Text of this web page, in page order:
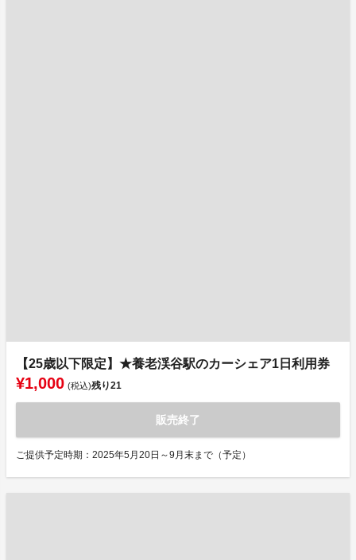
【25歳以下限定】★養老渓谷駅のカーシェア1日利用券
¥1,000 (税込)残り21
販売終了
ご提供予定時期：2025年5月20日～9月末まで（予定）